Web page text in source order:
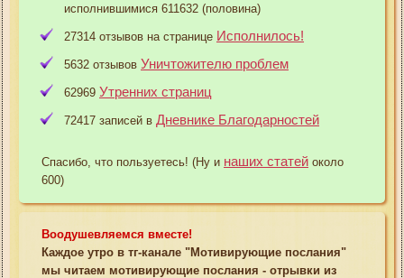
исполнившимися 611632 (половина)
27314 отзывов на странице Исполнилось!
5632 отзывов Уничтожителю проблем
62969 Утренних страниц
72417 записей в Дневнике Благодарностей
Спасибо, что пользуетесь! (Ну и наших статей около
600)
Воодушевляемся вместе!
Каждое утро в тг-канале "Мотивирующие послания"
мы читаем мотивирующие послания - отрывки из